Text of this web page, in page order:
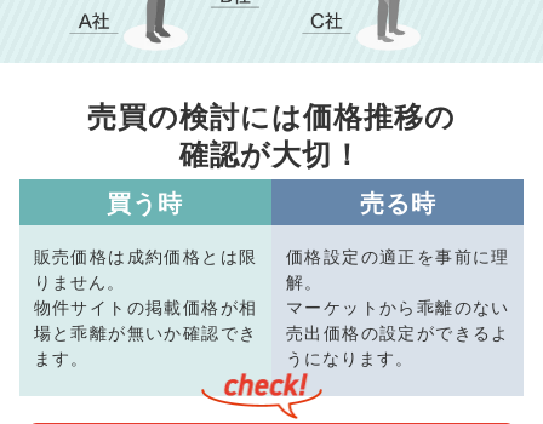
売買の検討には価格推移の
確認が大切！
買う時
販売価格は成約価格とは限
りません。
物件サイトの掲載価格が相
場と乖離が無いか確認でき
ます。
売る時
価格設定の適正を事前に理
解。
マーケットから乖離のない
売出価格の設定ができるよ
うになります。